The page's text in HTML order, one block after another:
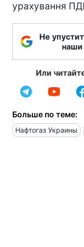
урахування
Не
наши
Или
Больше по теме:
Нафтогаз Украины